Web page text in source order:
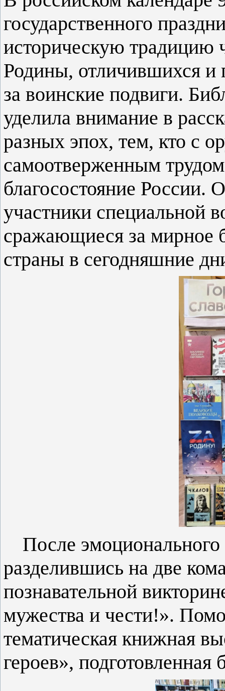
государственного
историческую традицию
Родины, отличившихся
за воинские подвиги.
уделила внимание в
разных эпох, тем, кто с
самоотверженным трудом
благосостояние России.
участники специальной
сражающиеся за мирное
страны в сегодняшние
После эмоционального
разделившись на две
познавательной
мужества и чести!».
тематическая книжная
героев»,